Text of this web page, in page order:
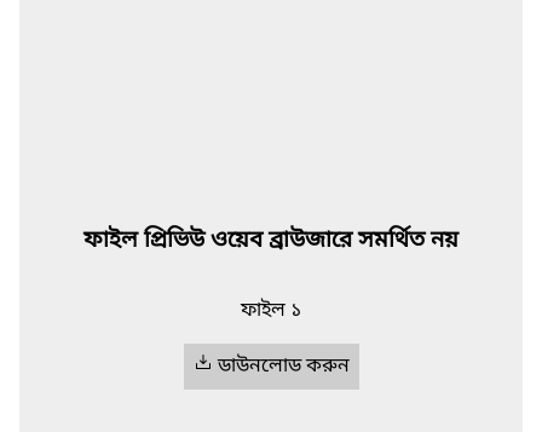
ফাইল প্রিভিউ ওয়েব ব্রাউজারে সমর্থিত নয়
ফাইল ১
ডাউনলোড করুন